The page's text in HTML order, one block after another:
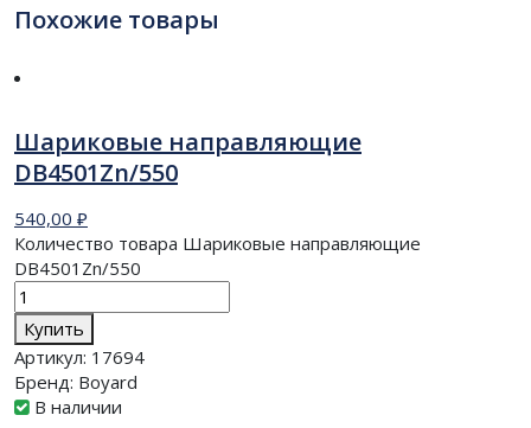
Похожие товары
Шариковые направляющие
DB4501Zn/550
540,00 ₽
Количество товара Шариковые направляющие
DB4501Zn/550
Купить
Артикул: 17694
Бренд: Boyard
В наличии